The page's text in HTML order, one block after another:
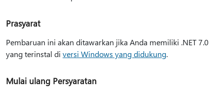
Prasyarat
Pembaruan ini akan ditawarkan jika Anda memiliki .NET 7.0
yang terinstal di versi Windows yang didukung.
Mulai ulang Persyaratan